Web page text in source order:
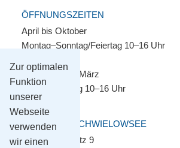
Zur optimalen
Funktion
unserer
Webseite
verwenden
wir einen
ÖFFNUNGSZEITEN
April bis Oktober
Montag–Sonntag/Feiertag 10–16 Uhr
November bis März
Montag–Freitag 10–16 Uhr
GEMEINDE SCHWIELOWSEE
Potsdamer Platz 9